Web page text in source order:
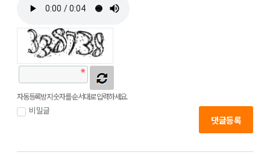
자동등록방지 숫자를 순서대로 입력하세요.
비밀글
댓글등록